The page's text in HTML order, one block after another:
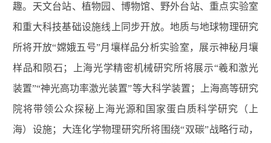
趣。天文台站、植物园、博物馆、野外台站、重点实验室
和重大科技基础设施线上同步开放。地质与地球物理研究
所将开放“嫦娥五号”月壤样品分析实验室，展示神秘月壤
样品和陨石；上海光学精密机械研究所将展示“羲和激光
装置”“神光高功率激光装置”等大科学装置；上海高等研究
院将带领公众探秘上海光源和国家蛋白质科学研究（上
海）设施；大连化学物理研究所将围绕“双碳”战略行动，